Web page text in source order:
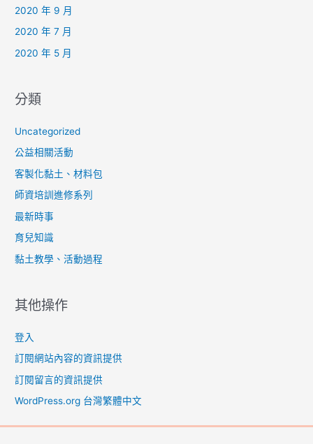
2020 年 9 月
2020 年 7 月
2020 年 5 月
分類
Uncategorized
公益相關活動
客製化黏土、材料包
師資培訓進修系列
最新時事
育兒知識
黏土教學、活動過程
其他操作
登入
訂閱網站內容的資訊提供
訂閱留言的資訊提供
WordPress.org 台灣繁體中文